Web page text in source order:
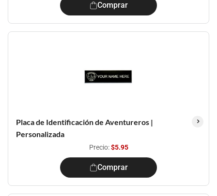
Comprar
Placa de Identificación de Aventureros |
Personalizada
Precio:$5.95
Comprar